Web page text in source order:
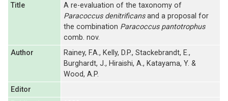
Title
A re-evaluation of the taxonomy of
Paracoccus denitrificansand a proposal for
the combination Paracoccus pantotrophus
comb. nov.
Author
Rainey, F.A., Kelly, D.P., Stackebrandt, E.,
Burghardt, J., Hiraishi, A., Katayama, Y. &
Wood, A.P.
Editor